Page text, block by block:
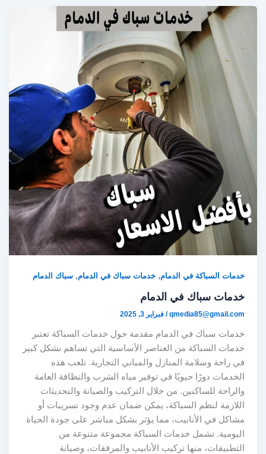
خدمات السباكة في الدمام,خدمات سباك في الدمام,سباك الدمام
خدمات سباك في الدمام
qmedia85@gmail.com
/فبراير 3, 2025
خدمات سباك في الدمام مقدمة حول خدمات السباكة تعتبر
خدمات السباكة من العناصر الأساسية التي تساهم بشكل كبير
في راحة وسلامة المنازل والمباني التجارية. تلعب هذه
الخدمات دورًا حيويًا في توفير مياه الشرب والنظافة العامة
والراحة للساكنين. من خلال التركيب والصيانة والتحديثات
اللازمة لنظم السباكة، يمكن ضمان عدم وجود تسريبات أو
مشاكل في الأنابيب، مما يؤثر بشكل مباشر على جودة الحياة
اليومية. تشمل خدمات السباكة مجموعة متنوعة من
التطبيقات، منها تركيب الأنابيب والمرفقات، وصيانة